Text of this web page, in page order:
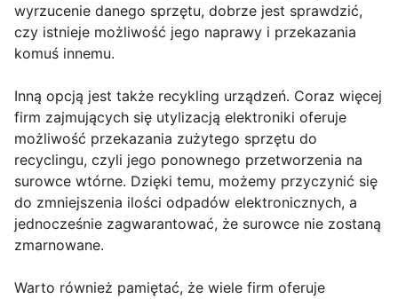
wyrzucenie danego sprzętu, dobrze jest sprawdzić,
czy istnieje możliwość jego naprawy i przekazania
komuś innemu.
Inną opcją jest także recykling urządzeń. Coraz więcej
firm zajmujących się utylizacją elektroniki oferuje
możliwość przekazania zużytego sprzętu do
recyclingu, czyli jego ponownego przetworzenia na
surowce wtórne. Dzięki temu, możemy przyczynić się
do zmniejszenia ilości odpadów elektronicznych, a
jednocześnie zagwarantować, że surowce nie zostaną
zmarnowane.
Warto również pamiętać, że wiele firm oferuje